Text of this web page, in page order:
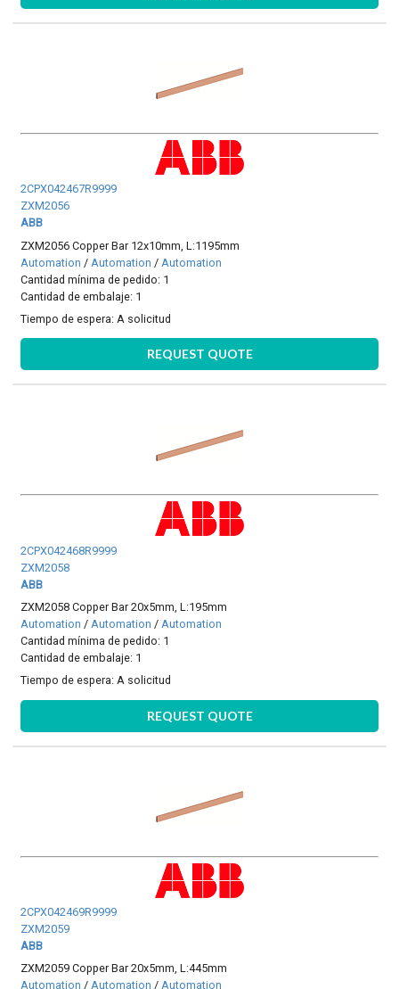
2CPX042467R9999
ZXM2056
ABB
ZXM2056 Copper Bar 12x10mm, L:1195mm
Automation / Automation / Automation
Cantidad mínima de pedido: 1
Cantidad de embalaje: 1
Tiempo de espera: A solicitud
REQUEST QUOTE
2CPX042468R9999
ZXM2058
ABB
ZXM2058 Copper Bar 20x5mm, L:195mm
Automation /Automation /Automation
Cantidad mínima de pedido: 1
Cantidad de embalaje: 1
Tiempo de espera:A solicitud
REQUEST QUOTE
2CPX042469R9999
ZXM2059
ABB
ZXM2059 Copper Bar 20x5mm, L:445mm
Automation /Automation /Automation